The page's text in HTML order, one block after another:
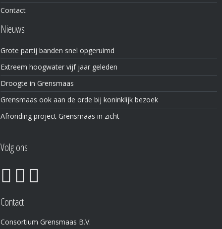
Contact
Nieuws
Grote partij banden snel opgeruimd
Extreem hoogwater vijf jaar geleden
Droogte in Grensmaas
Grensmaas ook aan de orde bij koninklijk bezoek
Afronding project Grensmaas in zicht
Volg ons
Contact
Consortium Grensmaas B.V.